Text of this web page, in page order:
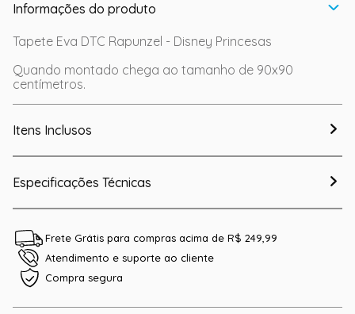
Informações do produto
Tapete Eva DTC Rapunzel - Disney Princesas
Quando montado chega ao tamanho de 90x90
centímetros.
Itens Inclusos
Especificações Técnicas
Frete Grátis para compras acima de R$ 249,99
Atendimento e suporte ao cliente
Compra segura